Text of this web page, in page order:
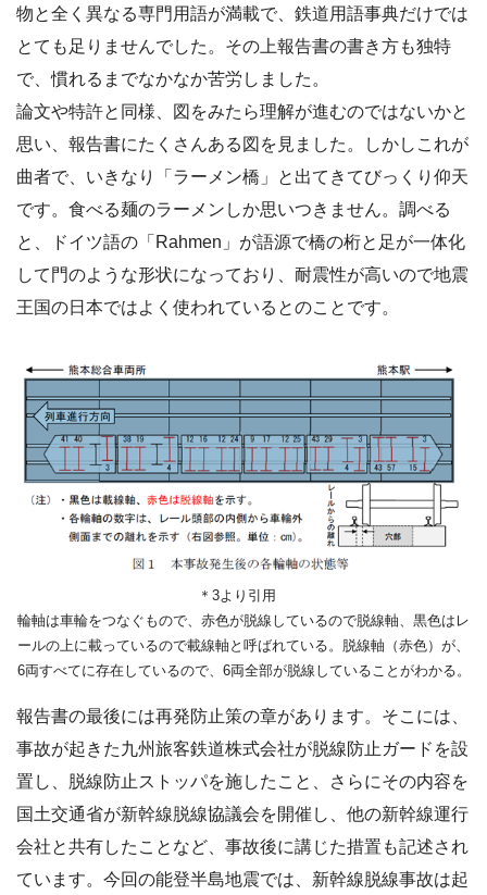
物と全く異なる専門用語が満載で、鉄道用語事典だけでは
とても足りませんでした。その上報告書の書き方も独特
で、慣れるまでなかなか苦労しました。
論文や特許と同様、図をみたら理解が進むのではないかと
思い、報告書にたくさんある図を見ました。しかしこれが
曲者で、いきなり「ラーメン橋」と出てきてびっくり仰天
です。食べる麺のラーメンしか思いつきません。調べる
と、ドイツ語の「Rahmen」が語源で橋の桁と足が一体化
して門のような形状になっており、耐震性が高いので地震
王国の日本ではよく使われているとのことです。
＊3より引用
輪軸は車輪をつなぐもので、赤色が脱線しているので脱線軸、黒色はレ
ールの上に載っているので載線軸と呼ばれている。脱線軸（赤色）が、
6両すべてに存在しているので、6両全部が脱線していることがわかる。
報告書の最後には再発防止策の章があります。そこには、
事故が起きた九州旅客鉄道株式会社が脱線防止ガードを設
置し、脱線防止ストッパを施したこと、さらにその内容を
国土交通省が新幹線脱線協議会を開催し、他の新幹線運行
会社と共有したことなど、事故後に講じた措置も記述され
ています。今回の能登半島地震では、新幹線脱線事故は起